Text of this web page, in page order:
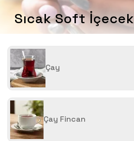
Sıcak Soft İçecek
Çay
Çay Fincan